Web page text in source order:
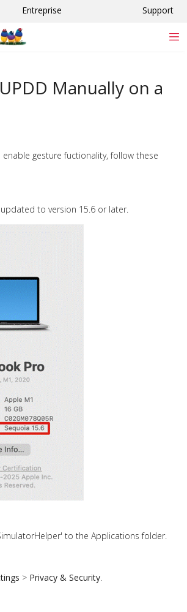
principal
Entreprise Support
Manually on a
enable gesture fuctionality, follow these
to version 15.6 or later.
to the Applications folder.
> Privacy & Security